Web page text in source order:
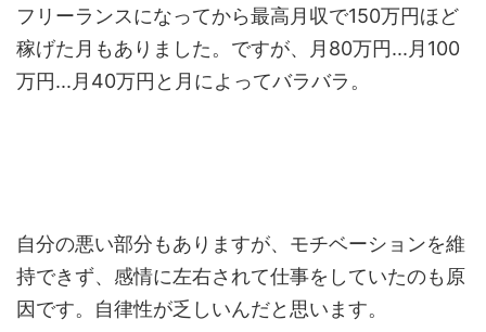
フリーランスになってから最高月収で150万円ほど
稼げた月もありました。ですが、月80万円...月100
万円...月40万円と月によってバラバラ。
自分の悪い部分もありますが、モチベーションを維
持できず、感情に左右されて仕事をしていたのも原
因です。自律性が乏しいんだと思います。